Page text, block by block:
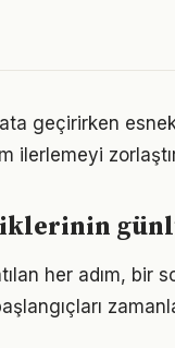
geçirirken
ilerlemeyi
her adım, bir